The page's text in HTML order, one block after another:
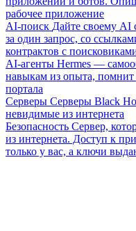
рабочее приложение
AI-поиск Дайте своему AI
за один запрос, со
контрактов с
AI-агенты Hermes —
навыкам из опыта, помнит
портала
Серверы Серверы Black
невидимые из интернета
Безопасность Сервер,
из интернета. Доступ к
только у вас, а ключи